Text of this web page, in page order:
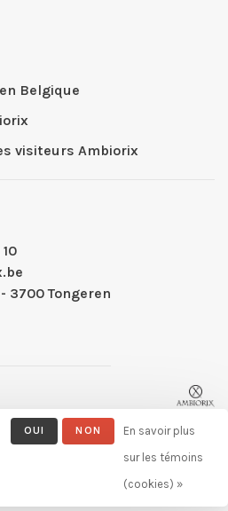
Belgique
visiteurs Ambiorix
3700 Tongeren
- Theme by
OUI NON
En savoir plus
sur les témoins
(cookies) »